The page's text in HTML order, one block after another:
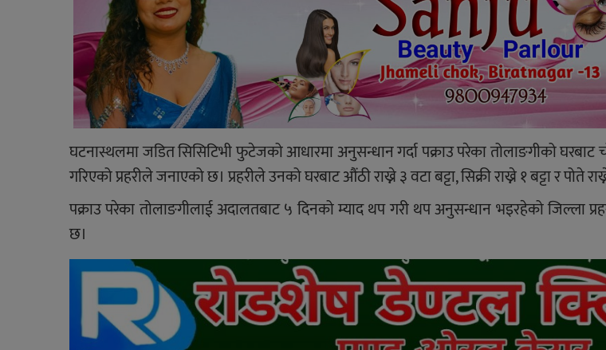
घटनास्थलमा जडित सिसिटिभी फुटेजको आधारमा अनुसन्धान गर्दा पक्राउ परेका तोलाङगीको घरबाट
गरिएको प्रहरीले जनाएको छ। प्रहरीले उनको घरबाट औंठी राख्ने ३ वटा बट्टा, सिक्री राख्ने १ बट्टा र पोते
पक्राउ परेका तोलाङगीलाई अदालतबाट ५ दिनको म्याद थप गरी थप अनुसन्धान भइरहेको जिल्ला
छ।